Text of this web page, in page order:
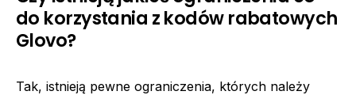
do korzystania z kodów rabatowych
Glovo?
Tak, istnieją pewne ograniczenia, których należy